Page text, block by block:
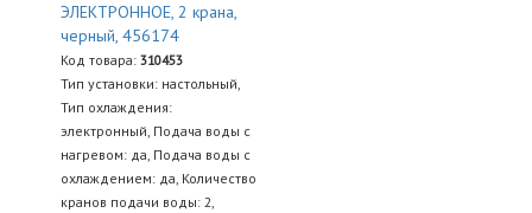
ЭЛЕКТРОННОЕ, 2 крана,
черный, 456174
Код товара: 310453
Тип установки: настольный,
Тип охлаждения:
электронный, Подача воды с
нагревом: да, Подача воды с
охлаждением: да, Количество
кранов подачи воды: 2,